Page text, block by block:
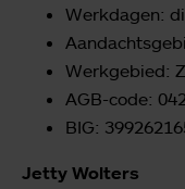
Werkdagen:
Werkgebied:
AGB-code:
BIG:
Jetty Wolters